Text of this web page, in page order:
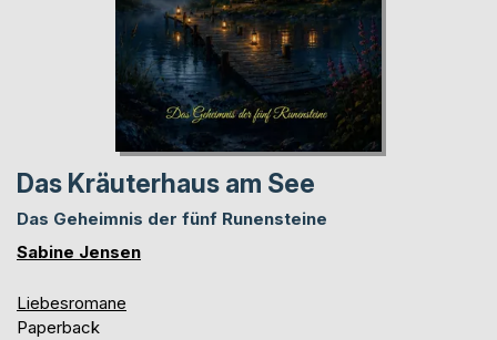
Das Kräuterhaus am See
Das Geheimnis der fünf Runensteine
Sabine Jensen
Liebesromane
Paperback